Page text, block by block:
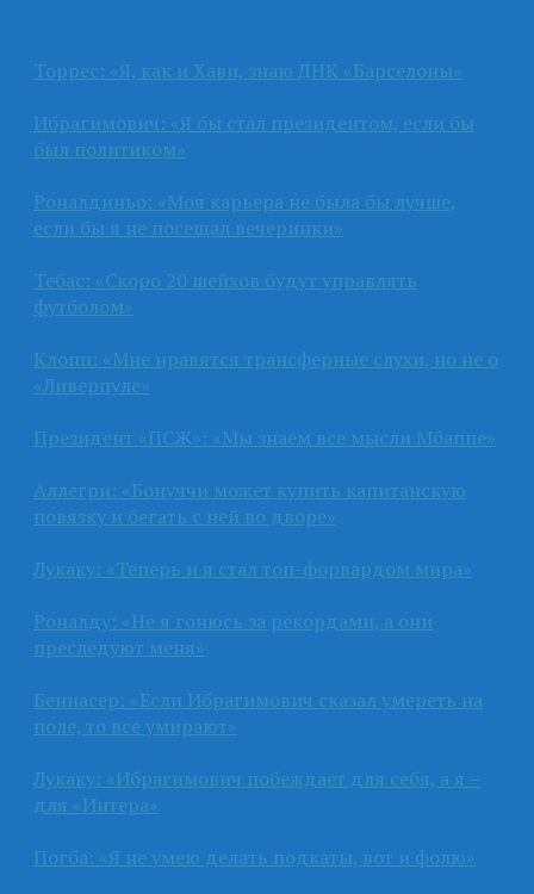
Торрес: «Я, как и Хави, знаю ДНК «Барселоны»
Ибрагимович: «Я бы стал президентом, если бы
был политиком»
Роналдиньо: «Моя карьера не была бы лучше,
если бы я не посещал вечеринки»
Тебас: «Скоро 20 шейхов будут управлять
футболом»
Клопп: «Мне нравятся трансферные слухи, но не о
«Ливерпуле»
Президент «ПСЖ»: «Мы знаем все мысли Мбаппе»
Аллегри: «Бонуччи может купить капитанскую
повязку и бегать с ней во дворе»
Лукаку: «Теперь и я стал топ-форвардом мира»
Роналду: «Не я гонюсь за рекордами, а они
преследуют меня»
Беннасер: «Если Ибрагимович сказал умереть на
поле, то все умирают»
Лукаку: «Ибрагимович побеждает для себя, а я –
для «Интера»
Погба: «Я не умею делать подкаты, вот и фолю»